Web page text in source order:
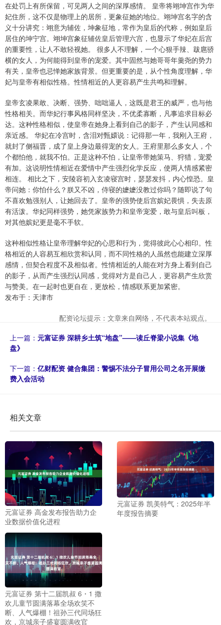
在处罚上有所保留，可见两人之间的深厚感情。 皇帝将翊坤宫作为华
妃住所，这不仅是物理上的居所，更象征她的地位。翊坤宫名字的含
义十分讲究：翊意为辅佐，坤象征地，常作为皇后的代称，例如皇后
居住的坤宁宫。翊坤宫象征辅佐皇后管理六宫，也显示了华妃在后宫
的重要性，让人不敢轻视她。 很多人不理解，一个心狠手辣、跋扈骄
横的女人，为何能得到皇帝的宠爱。其中固然与她哥哥年羹尧的势力
有关，皇帝也忌惮她家族背景。但更重要的是，从个性角度理解，华
妃与皇帝有相似性格。性情相近的人更容易产生共鸣和理解。
皇帝玄凌果敢、决断、强势、咄咄逼人，这既是君王的威严，也与他
性格相关。而华妃行事风格同样坚决，不优柔寡断，凡事追求目标必
达。这种性格相似，使皇帝在她身上看到自己的影子，产生认同感和
亲近感。 华妃在冷宫时，含泪对甄嬛说：记得那一年，我刚入王府，
就封了侧福晋，成了皇上身边最得宠的女人。王府里那么多女人，个
个都怕他，就我不怕。正是这种不怕，让皇帝带她策马、狩猎，宠爱
有加。这说明性情相近在爱情中产生强烈化学反应，使两人情感紧密
相连。 相比之下，安陵容初入玄凌寝宫时，瑟瑟发抖，内心惶恐。皇
帝问她：你怕什么？朕又不凶，侍寝的嬷嬷没教过你吗？随即说了句
不喜欢勉强别人，让她回去了。皇帝的强势使后宫嫔妃畏惧，失去原
有活泼。华妃同样强势，她凭家族势力和皇帝宠爱，敢与皇后叫板，
对其他嫔妃更是毫不手软。
这种相似性格让皇帝理解华妃的心思和行为，觉得彼此心心相印。性
格相近的人容易互相欣赏和认同，而不同性格的人虽然也能建立深厚
感情，但契合程度不及相似者。性情相近的人能在对方身上看到自己
的影子，从而产生强烈认同感，觉得对方是自己人，更容易产生欣赏
与赞美。在一起时也更自在，更放松，情感联系更加紧密。
发布于：天津市
配资论坛提示：文章来自网络，不代表本站观点。
上一篇： 元富证券 深耕乡土筑“地盘”——读丘脊梁小说集《地
盘》
下一篇： 亿财配资 健合集团：警惕不法分子冒用公司之名开展缴
费入会活动
相关文章
元富证券 高金发布报告助力企
业数据价值化进程
元富证券 凯美特气：2025年半
年度报告摘要
元富证券 第十二届凯叔 6・1 撒
欢儿童节圆满落幕全场欢笑不
断、人气爆棚！祖孙三代同场狂
欢，京城亲子盛宴圆满收官